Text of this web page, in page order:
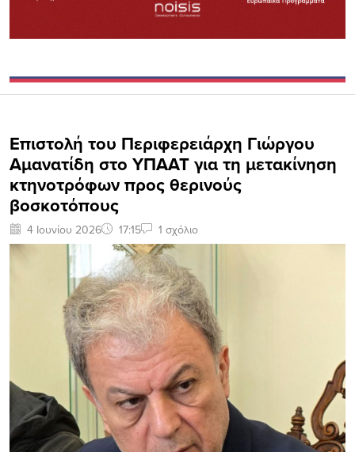
Επιστολή του Περιφερειάρχη Γιώργου
Αμανατίδη στο ΥΠΑΑΤ για τη μετακίνηση
κτηνοτρόφων προς θερινούς
βοσκοτόπους
4 Ιουνίου 2026 17:15 1 σχόλιο